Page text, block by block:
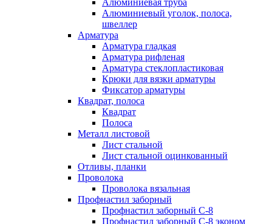
Алюминиевая труба
Алюминиевый уголок, полоса,
швеллер
Арматура
Арматура гладкая
Арматура рифленая
Арматура стеклопластиковая
Крюки для вязки арматуры
Фиксатор арматуры
Квадрат, полоса
Квадрат
Полоса
Металл листовой
Лист стальной
Лист стальной оцинкованный
Отливы, планки
Проволока
Проволока вязальная
Профнастил заборный
Профнастил заборный С-8
Профнастил заборный С-8 эконом